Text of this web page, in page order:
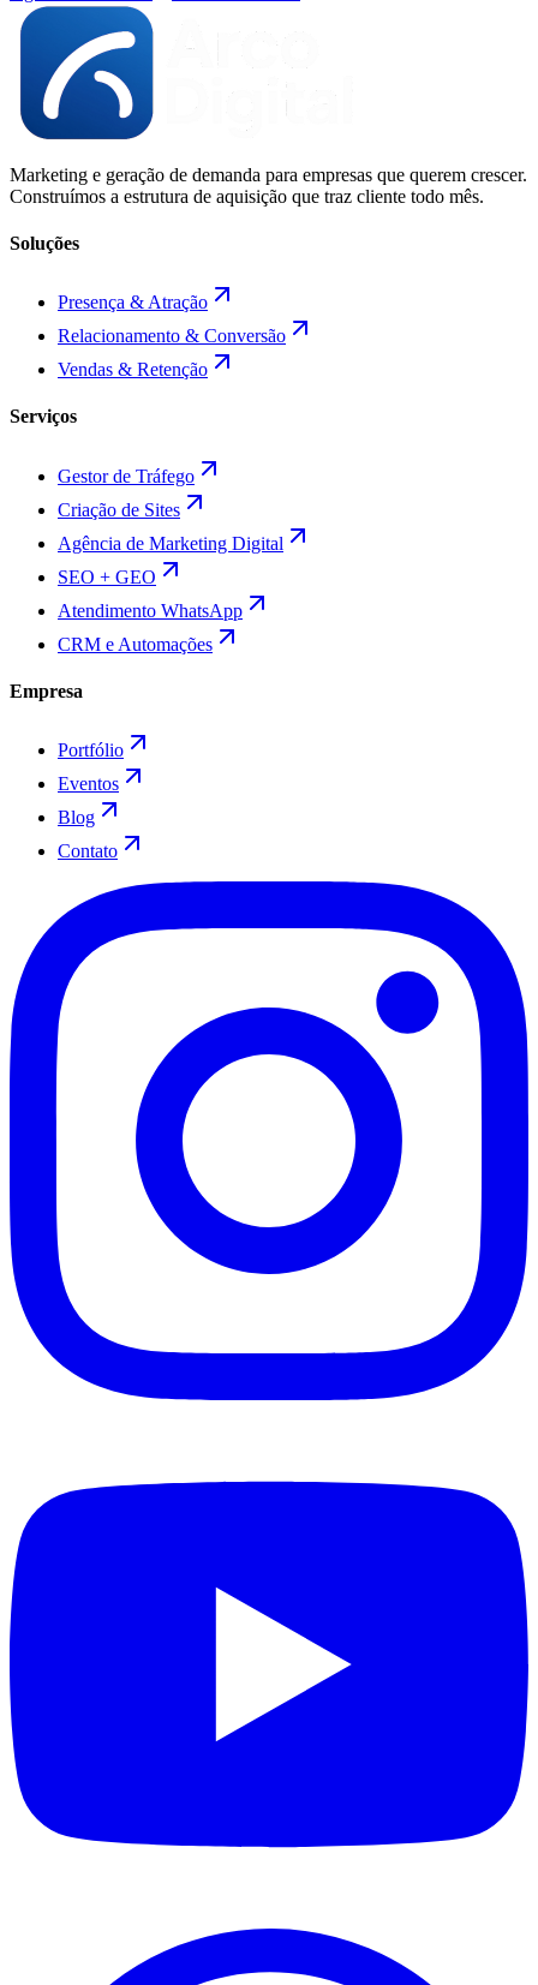
Marketing e geração de demanda para empresas que querem crescer.
Construímos a estrutura de aquisição que traz cliente todo mês.
Soluções
Presença & Atração
Relacionamento & Conversão
Vendas & Retenção
Serviços
Gestor de Tráfego
Criação de Sites
Agência de Marketing Digital
SEO + GEO
Atendimento WhatsApp
CRM e Automações
Empresa
Portfólio
Eventos
Blog
Contato